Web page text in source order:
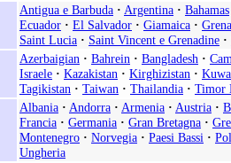
Antigua e Barbuda · Argentina · Bahamas
Ecuador · El Salvador · Giamaica ·
Saint Lucia · Saint Vincent e Grenadine ·
Azerbaigian · Bahrein · Bangladesh ·
Israele · Kazakistan · Kirghizistan ·
Tagikistan · Taiwan · Thailandia · Timor
Albania · Andorra · Armenia · Austria ·
Francia · Germania · Gran Bretagna ·
Montenegro · Norvegia · Paesi Bassi ·
Ungheria